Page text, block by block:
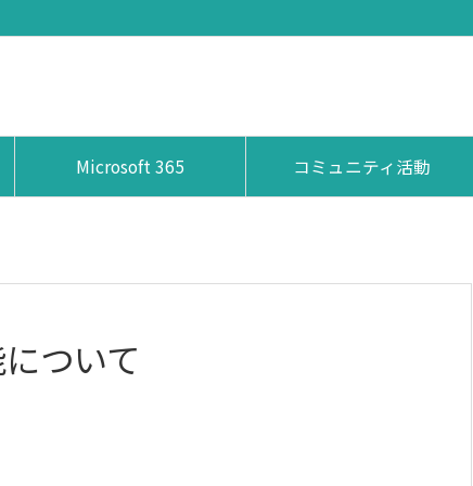
Microsoft 365 コミュニティ活動
ついて